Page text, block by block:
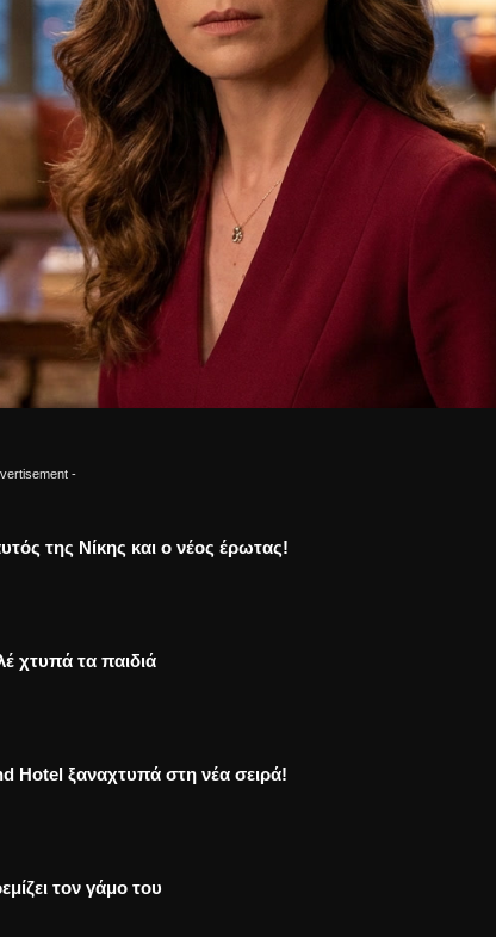
-
της Νίκης και ο νέος έρωτας!
χτυπά τα παιδιά
Hotel ξαναχτυπά στη νέα σειρά!
τον γάμο του